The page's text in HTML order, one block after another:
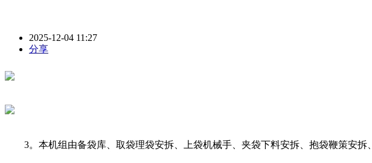
2025-12-04 11:27
分享
3。本机组由备袋库、取袋理袋安拆、上袋机械手、夹袋下料安拆、抱袋鞭策安拆